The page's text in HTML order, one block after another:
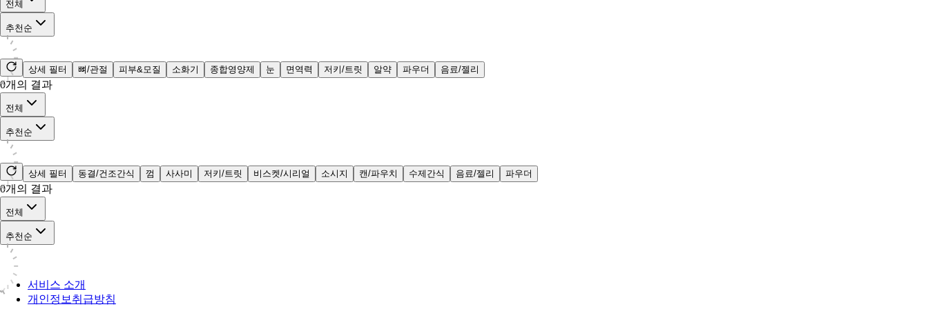
전체
추천순
상세 필터 뼈/관절 피부&모질 소화기 종합영양제 눈 면역력 저키/트릿 알약 파우더 음료/젤리
0개의 결과
전체
추천순
상세 필터 동결/건조간식 껌 사사미 저키/트릿 비스켓/시리얼 소시지 캔/파우치 수제간식 음료/젤리 파우더
0개의 결과
전체
추천순
서비스 소개
개인정보취급방침